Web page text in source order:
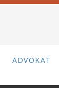
ADVOKAT